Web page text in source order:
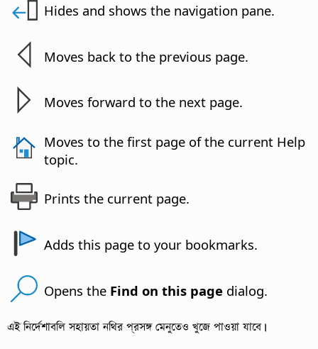
Hides and shows the navigation pane.
Moves back to the previous page.
Moves forward to the next page.
Moves to the first page of the current Help
topic.
Prints the current page.
Adds this page to your bookmarks.
Opens the Find on this page dialog.
এই নির্দেশাবলি সহায়তা নথির প্রসঙ্গ মেনুতেও খুজে পাওয়া যাবে।